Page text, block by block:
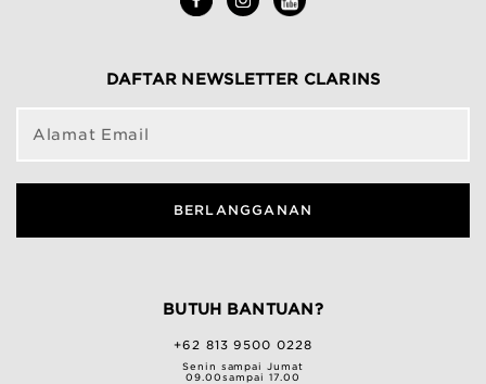
DAFTAR NEWSLETTER CLARINS
Alamat Email
BERLANGGANAN
BUTUH BANTUAN?
+62 813 9500 0228
Senin sampai Jumat
09.00sampai 17.00